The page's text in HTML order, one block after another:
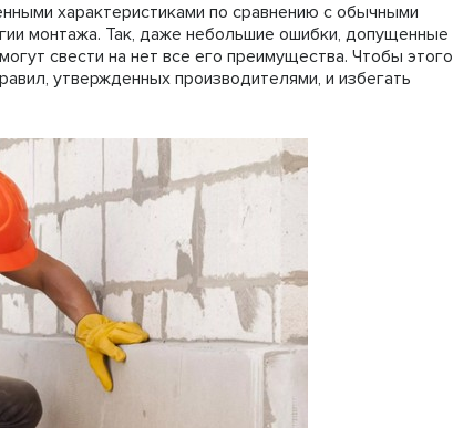
характеристиками по сравнению с обычными
монтажа. Так, даже небольшие ошибки, допущенные
свести на нет все его преимущества. Чтобы этого
утвержденных производителями, и избегать